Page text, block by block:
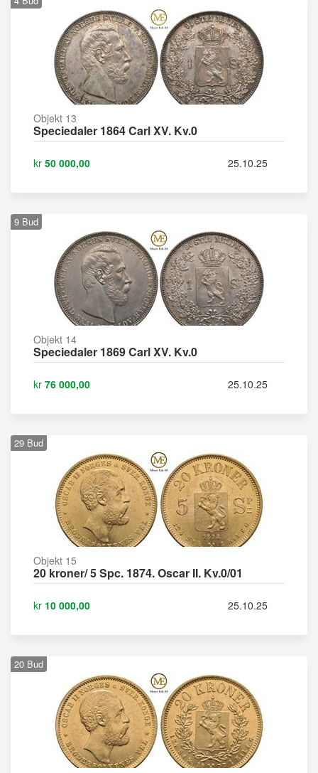
Objekt 13
Speciedaler 1864 Carl XV. Kv.0
kr 50 000,00 25.10.25
9 Bud
Objekt 14
Speciedaler 1869 Carl XV. Kv.0
kr 76 000,00 25.10.25
29 Bud
Objekt 15
20 kroner/ 5 Spc. 1874. Oscar II. Kv.0/01
kr 10 000,00 25.10.25
20 Bud